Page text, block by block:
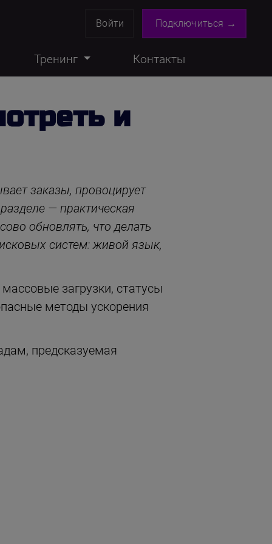
Войти Подключиться →
Тренинг Контакты
и
заказы, провоцирует
— практическая
обновлять, что делать
систем: живой язык,
загрузки, статусы
методы ускорения
предсказуемая